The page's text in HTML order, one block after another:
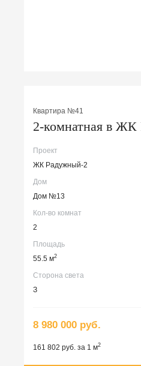
Квартира №41
2-комнатная в
Проект
ЖК Радужный-2
Дом
Дом №13
Кол-во комнат
2
Площадь
55.5 м2
Сторона света
З
8 980 000 руб.
161 802 руб. за 1 м2